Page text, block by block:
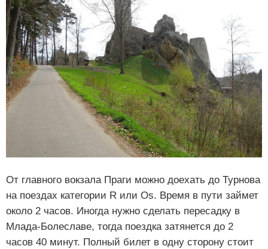
От главного вокзала Праги можно доехать до Турнова
на поездах категории R или Os. Время в пути займет
около 2 часов. Иногда нужно сделать пересадку в
Млада-Болеславе, тогда поездка затянется до 2
часов 40 минут. Полный билет в одну сторону стоит